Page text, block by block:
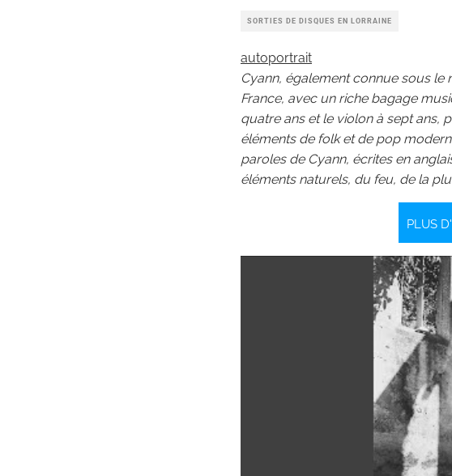
SORTIES DE DISQUES EN LORRAINE
autoportrait
Cyann, également connue sous le
France, avec un riche bagage
quatre ans et le violon à sept ans,
éléments de folk et de pop
paroles de Cyann, écrites en
éléments naturels, du feu, de la
PLUS